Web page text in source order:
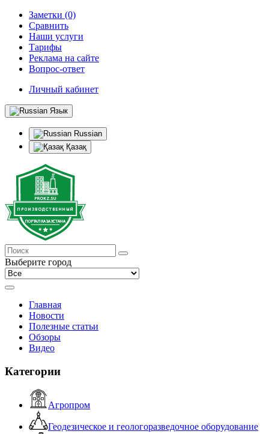
Заметки (0)
Сравнить
Наши услуги
Тарифы
Реклама на сайте
Вопрос-ответ
Личный кабинет
Язык
Russian
Қазақ
Выберите город
Главная
Новости
Полезные статьи
Обзоры
Видео
Категории
Агропром
Геодезическое и геологоразведочное оборудование